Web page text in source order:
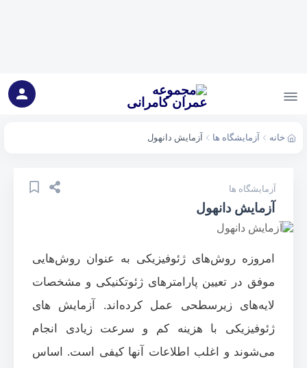
خانه آزمایشگاه ها آزمایش دانهول
آزمایشگاه ها
آزمایش دانهول
امروزه روش‌های ژئوفیزیکی به عنوان روش‌هایی
موفق در تعیین پارامترهای ژئوتکنیکی و مشخصات
لایه‌های زیرسطحی عمل کرده‌اند. آزمایش های
ژئوفیزیکی با هزینه کم و سرعت زیادی انجام
می‌شوند و اغلب اطلاعات آنها کیفی است. اساس